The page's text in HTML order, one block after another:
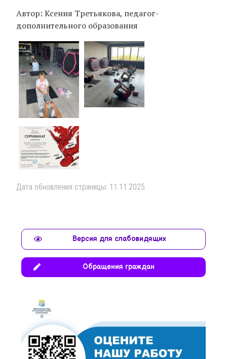
Автор: Ксения Третьякова, педагог-
дополнительного образования
Дата обновления страницы: 11.11.2025
Версия для слабовидящих
Обращения граждан